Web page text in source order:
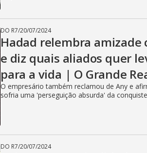
DO R7/20/07/2024
Hadad relembra amizade
e diz quais aliados quer
para a vida | O Grande
O empresário também reclamou de Any e
sofria uma 'perseguição absurda' da
DO R7/20/07/2024